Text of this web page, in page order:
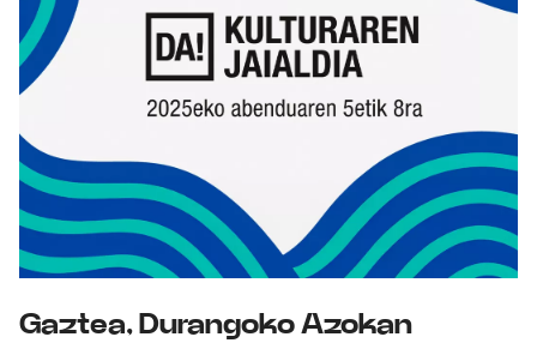
Gaztea, Durangoko Azokan